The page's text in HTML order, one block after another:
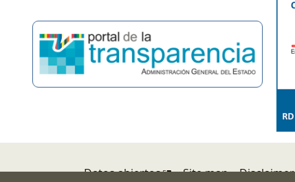
Datos abiertos
Site map Disclaimer